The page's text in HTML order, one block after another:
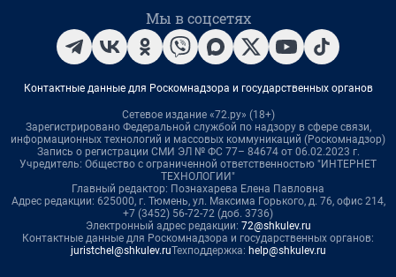
Мы в соцсетях
Контактные данные для Роскомнадзора и государственных органов
Сетевое издание «72.ру» (18+)
Зарегистрировано Федеральной службой по надзору в сфере связи,
информационных технологий и массовых коммуникаций (Роскомнадзор)
Запись о регистрации СМИ ЭЛ № ФС 77– 84674 от 06.02.2023 г.
Учредитель: Общество с ограниченной ответственностью "ИНТЕРНЕТ
ТЕХНОЛОГИИ"
Главный редактор: Познахарева Елена Павловна
Адрес редакции: 625000, г. Тюмень, ул. Максима Горького, д. 76, офис 214,
+7 (3452) 56-72-72 (доб. 3736)
Электронный адрес редакции: 72@shkulev.ru
Контактные данные для Роскомнадзора и государственных органов:
juristchel@shkulev.ruТехподдержка: help@shkulev.ru